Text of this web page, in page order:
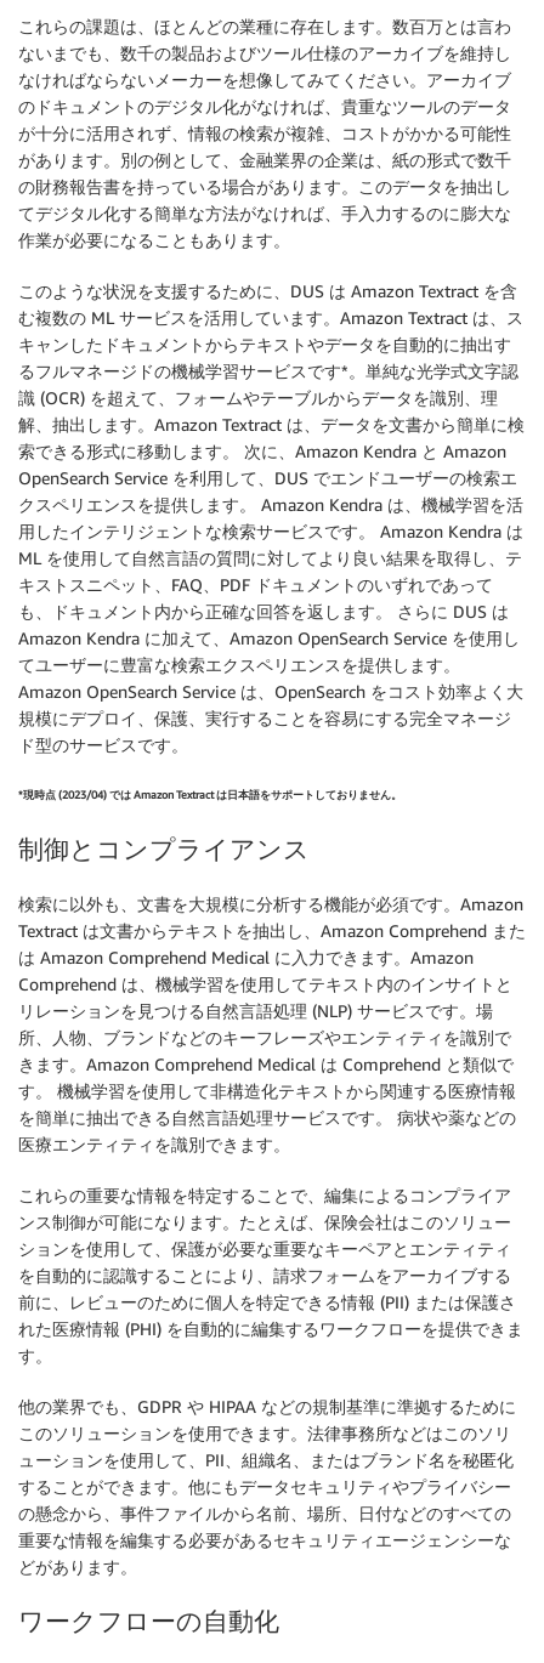
これらの課題は、ほとんどの業種に存在します。数百万とは言わ
ないまでも、数千の製品およびツール仕様のアーカイブを維持し
なければならないメーカーを想像してみてください。アーカイブ
のドキュメントのデジタル化がなければ、貴重なツールのデータ
が十分に活用されず、情報の検索が複雑、コストがかかる可能性
があります。別の例として、金融業界の企業は、紙の形式で数千
の財務報告書を持っている場合があります。このデータを抽出し
てデジタル化する簡単な方法がなければ、手入力するのに膨大な
作業が必要になることもあります。
このような状況を支援するために、DUS は Amazon Textract を含
む複数の ML サービスを活用しています。Amazon Textract は、ス
キャンしたドキュメントからテキストやデータを自動的に抽出す
るフルマネージドの機械学習サービスです*。単純な光学式文字認
識 (OCR) を超えて、フォームやテーブルからデータを識別、理
解、抽出します。Amazon Textract は、データを文書から簡単に検
索できる形式に移動します。 次に、Amazon Kendra と Amazon
OpenSearch Service を利用して、DUS でエンドユーザーの検索エ
クスペリエンスを提供します。 Amazon Kendra は、機械学習を活
用したインテリジェントな検索サービスです。 Amazon Kendra は
ML を使用して自然言語の質問に対してより良い結果を取得し、テ
キストスニペット、FAQ、PDF ドキュメントのいずれであって
も、ドキュメント内から正確な回答を返します。 さらに DUS は
Amazon Kendra に加えて、Amazon OpenSearch Service を使用し
てユーザーに豊富な検索エクスペリエンスを提供します。
Amazon OpenSearch Service は、OpenSearch をコスト効率よく大
規模にデプロイ、保護、実行することを容易にする完全マネージ
ド型のサービスです。
*現時点 (2023/04) では Amazon Textract は日本語をサポートしておりません。
制御とコンプライアンス
検索に以外も、文書を大規模に分析する機能が必須です。Amazon
Textract は文書からテキストを抽出し、Amazon Comprehend また
は Amazon Comprehend Medical に入力できます。Amazon
Comprehend は、機械学習を使用してテキスト内のインサイトと
リレーションを見つける自然言語処理 (NLP) サービスです。場
所、人物、ブランドなどのキーフレーズやエンティティを識別で
きます。Amazon Comprehend Medical は Comprehend と類似で
す。 機械学習を使用して非構造化テキストから関連する医療情報
を簡単に抽出できる自然言語処理サービスです。 病状や薬などの
医療エンティティを識別できます。
これらの重要な情報を特定することで、編集によるコンプライア
ンス制御が可能になります。たとえば、保険会社はこのソリュー
ションを使用して、保護が必要な重要なキーペアとエンティティ
を自動的に認識することにより、請求フォームをアーカイブする
前に、レビューのために個人を特定できる情報 (PII) または保護さ
れた医療情報 (PHI) を自動的に編集するワークフローを提供できま
す。
他の業界でも、GDPR や HIPAA などの規制基準に準拠するために
このソリューションを使用できます。法律事務所などはこのソリ
ューションを使用して、PII、組織名、またはブランド名を秘匿化
することができます。他にもデータセキュリティやプライバシー
の懸念から、事件ファイルから名前、場所、日付などのすべての
重要な情報を編集する必要があるセキュリティエージェンシーな
どがあります。
ワークフローの自動化